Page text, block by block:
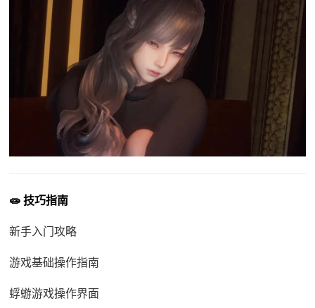
🧫 技巧指南
新手入门攻略
游戏基础操作指南
蜉蝣游戏操作界面